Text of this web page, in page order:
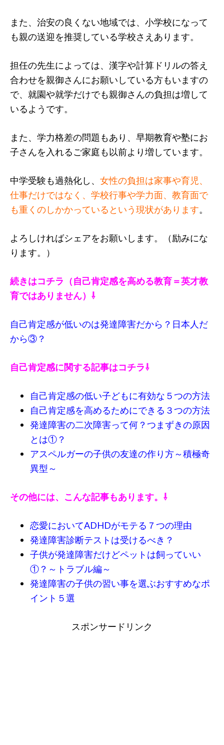
また、治安の良くない地域では、小学校になって
も親の送迎を推奨している学校さえあります。
担任の先生によっては、漢字や計算ドリルの答え
合わせを親御さんにお願いしている方もいますの
で、就園や就学だけでも親御さんの負担は増して
いるようです。
また、学力格差の問題もあり、早期教育や塾にお
子さんを入れるご家庭も以前より増しています。
中学受験も過熱化し、 女性の負担は家事や育児、
仕事だけではなく、学校行事や学力面、教育面で
も重くのしかかっているという現状があります。
よろしければシェアをお願いします。（励みにな
ります。）
続きはコチラ（自己肯定感を高める教育＝英才教
育ではありません）⇩
自己肯定感が低いのは発達障害だから？日本人だ
から③？
自己肯定感に関する記事はコチラ⇩
自己肯定感の低い子どもに有効な５つの方法
自己肯定感を高めるためにできる３つの方法
発達障害の二次障害って何？つまずきの原因
とは①？
アスペルガーの子供の友達の作り方～積極奇
異型～
その他には、こんな記事もあります。⇩
恋愛においてADHDがモテる７つの理由
発達障害診断テストは受けるべき？
子供が発達障害だけどペットは飼っていい
①？～トラブル編～
発達障害の子供の習い事を選ぶおすすめなポ
イント５選
スポンサードリンク